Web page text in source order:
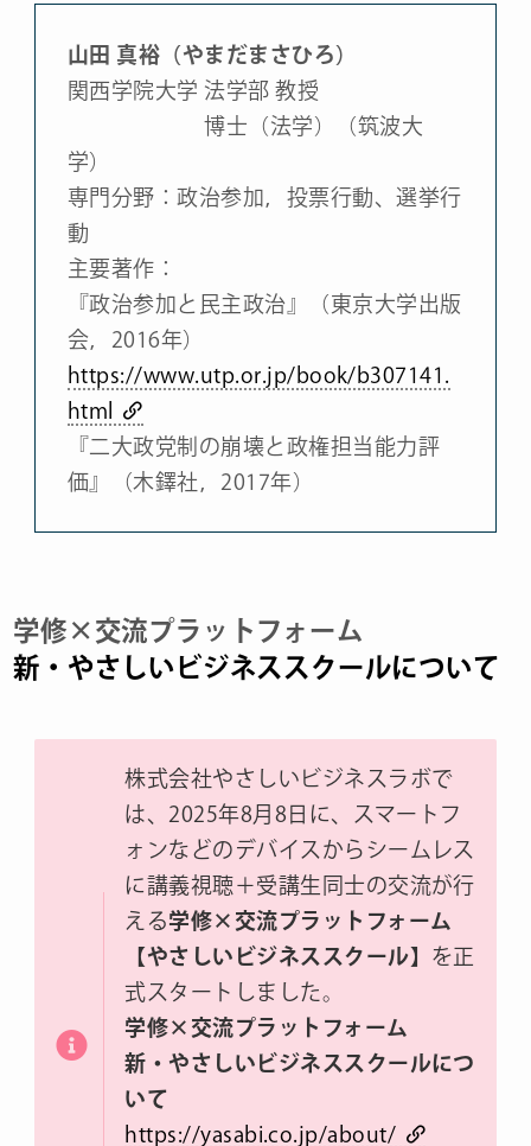
山田 真裕（やまだまさひろ）
関西学院大学 法学部 教授
博士（法学）（筑波大
学）
専門分野：政治参加，投票行動、選挙行
動
主要著作：
『政治参加と民主政治』（東京大学出版
会，2016年）
https://www.utp.or.jp/book/b307141.
html
『二大政党制の崩壊と政権担当能力評
価』（木鐸社，2017年）
学修×交流プラットフォーム
新・やさしいビジネススクールについて
株式会社やさしいビジネスラボで
は、2025年8月8日に、スマートフ
ォンなどのデバイスからシームレス
に講義視聴＋受講生同士の交流が行
える学修×交流プラットフォーム
【やさしいビジネススクール】 を正
式スタートしました。
学修×交流プラットフォーム
新・やさしいビジネススクールにつ
いて
https://yasabi.co.jp/about/